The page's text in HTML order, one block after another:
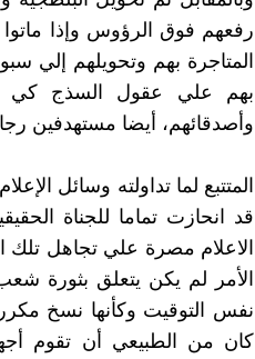
رفعهم فوق الرؤوس وإذا
المتاجرة بهم وتحويلهم إلي
بهم علي عقول السذج كي
وأصدقائهم، أيضا مستهدفين
المتتبع لما تداولته وسائل
قد انحازت تماما للجناة
الاعلام مصرة علي تجاهل تلك
الأمر لم يكن يتعلق بثورة
نفس التوقيت وكأنها نسخ
كان من الطبيعي أن تقوم